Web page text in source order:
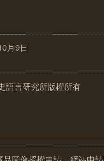
月9日
語言研究所版權所有